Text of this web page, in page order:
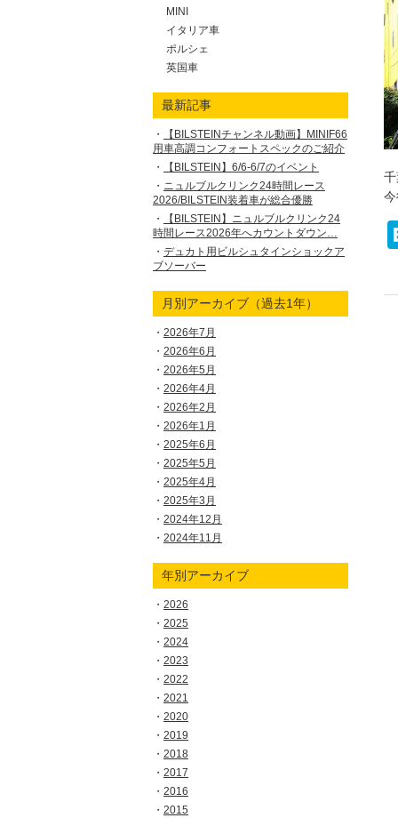
MINI
イタリア車
ポルシェ
英国車
最新記事
【BILSTEINチャンネル動画】MINIF66
用車高調コンフォートスペックのご紹介
【BILSTEIN】6/6-6/7のイベント
ニュルブルクリンク24時間レース
2026/BILSTEIN装着車が総合優勝
【BILSTEIN】ニュルブルクリンク24
時間レース2026年へカウントダウン…
デュカト用ビルシュタインショックア
ブソーバー
月別アーカイブ（過去1年）
2026年7月
2026年6月
2026年5月
2026年4月
2026年2月
2026年1月
2025年6月
2025年5月
2025年4月
2025年3月
2024年12月
2024年11月
年別アーカイブ
2026
2025
2024
2023
2022
2021
2020
2019
2018
2017
2016
2015
千